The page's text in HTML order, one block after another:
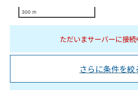
300 m
ただいまサーバーに接続
さらに条件を絞